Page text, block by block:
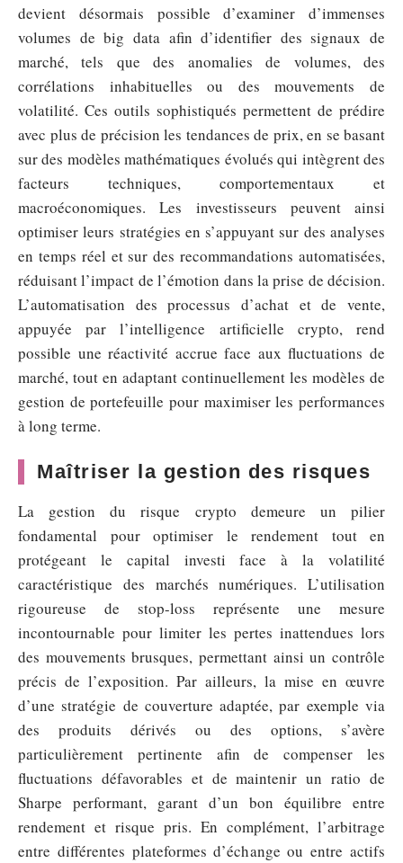
devient désormais possible d’examiner d’immenses
volumes de big data afin d’identifier des signaux de
marché, tels que des anomalies de volumes, des
corrélations inhabituelles ou des mouvements de
volatilité. Ces outils sophistiqués permettent de prédire
avec plus de précision les tendances de prix, en se basant
sur des modèles mathématiques évolués qui intègrent des
facteurs techniques, comportementaux et
macroéconomiques. Les investisseurs peuvent ainsi
optimiser leurs stratégies en s’appuyant sur des analyses
en temps réel et sur des recommandations automatisées,
réduisant l’impact de l’émotion dans la prise de décision.
L’automatisation des processus d’achat et de vente,
appuyée par l’intelligence artificielle crypto, rend
possible une réactivité accrue face aux fluctuations de
marché, tout en adaptant continuellement les modèles de
gestion de portefeuille pour maximiser les performances
à long terme.
Maîtriser la gestion des risques
La gestion du risque crypto demeure un pilier
fondamental pour optimiser le rendement tout en
protégeant le capital investi face à la volatilité
caractéristique des marchés numériques. L’utilisation
rigoureuse de stop-loss représente une mesure
incontournable pour limiter les pertes inattendues lors
des mouvements brusques, permettant ainsi un contrôle
précis de l’exposition. Par ailleurs, la mise en œuvre
d’une stratégie de couverture adaptée, par exemple via
des produits dérivés ou des options, s’avère
particulièrement pertinente afin de compenser les
fluctuations défavorables et de maintenir un ratio de
Sharpe performant, garant d’un bon équilibre entre
rendement et risque pris. En complément, l’arbitrage
entre différentes plateformes d’échange ou entre actifs